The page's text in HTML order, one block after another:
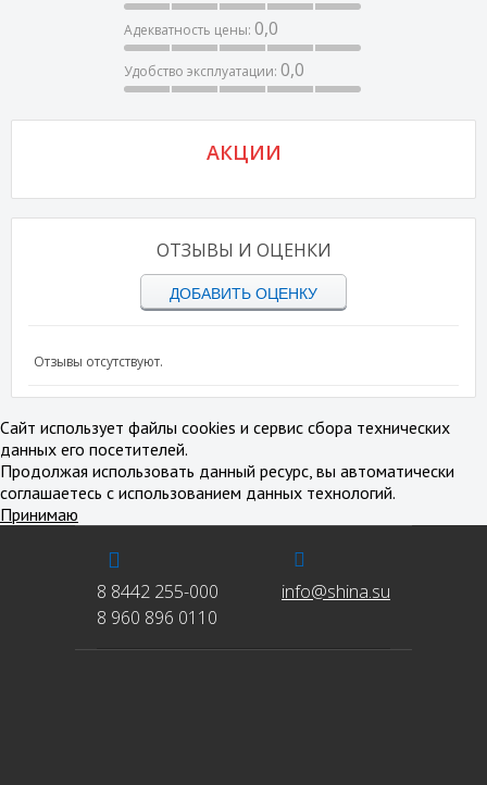
Адекватность цены: 0,0
Удобство эксплуатации: 0,0
АКЦИИ
ОТЗЫВЫ И ОЦЕНКИ
ДОБАВИТЬ ОЦЕНКУ
Отзывы отсутствуют.
8 8442 255-000
8 960 896 0110
info@shina.su
Сайт использует файлы cookies и сервис сбора технических
данных его посетителей.
Продолжая использовать данный ресурс, вы автоматически
соглашаетесь с использованием данных технологий.
Принимаю